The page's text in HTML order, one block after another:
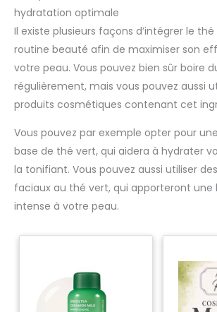
hydratation optimale
Il existe plusieurs façons d’intégrer le
routine beauté afin de maximiser son
votre peau. Vous pouvez bien sûr boire
régulièrement, mais vous pouvez aussi
produits cosmétiques contenant cet
Vous pouvez par exemple opter pour
base de thé vert, qui aidera à hydrater
la tonifiant. Vous pouvez aussi utiliser
faciaux au thé vert, qui apporteront une
intense à votre peau.